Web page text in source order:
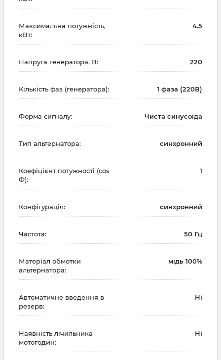
Максимальна потужність,
кВт:
4.5
Напруга генератора, В: 220
Кількість фаз (генератора): 1 фаза (220В)
Форма сигналу: Чиста синусоїда
Тип альтернатора: синхронний
Коефіцієнт потужності (cos
Ф):
1
Конфігурація: синхронний
Частота: 50 Гц
Матеріал обмотки
альтернатора:
мідь 100%
Автоматичне введення в
резерв:
Ні
Наявність лічильника
мотогодин:
Ні